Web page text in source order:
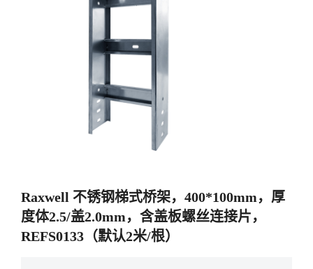
Raxwell 不锈钢梯式桥架，400*100mm，厚
度体2.5/盖2.0mm，含盖板螺丝连接片，
REFS0133（默认2米/根）